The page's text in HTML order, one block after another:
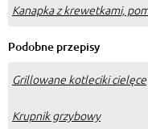
Kanapka z krewetkami,
Podobne przepisy
Grillowane kotleciki cielęce
Krupnik grzybowy